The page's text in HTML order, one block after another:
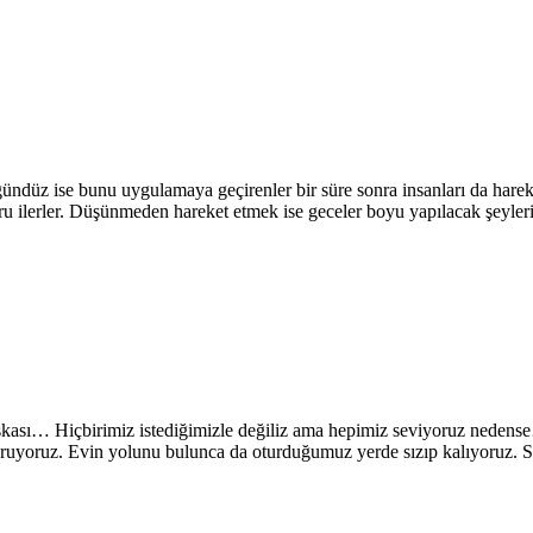
ise bunu uygulamaya geçirenler bir süre sonra insanları da
Düşünmeden hareket etmek ise geceler boyu yapılacak
Hiçbirimiz istediğimizle değiliz ama hepimiz seviyoruz
Evin yolunu bulunca da oturduğumuz yerde sızıp